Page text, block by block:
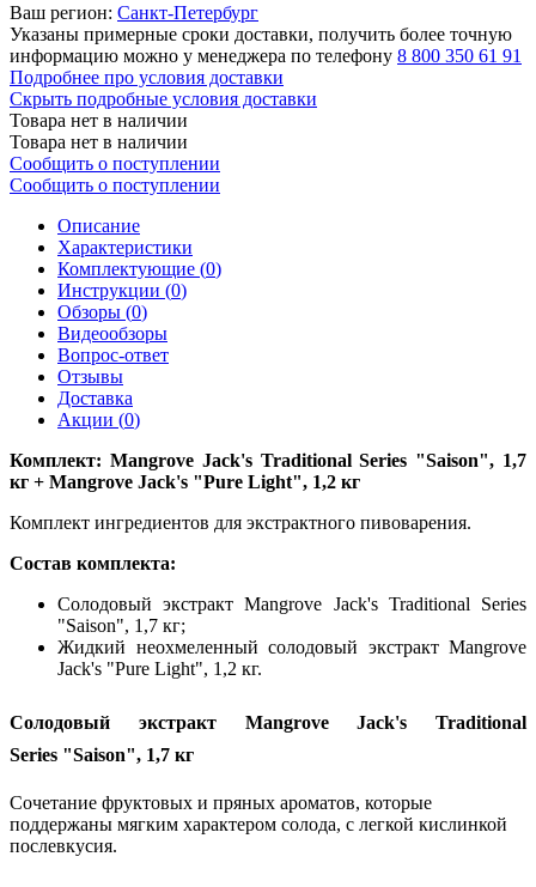
Ваш регион: Санкт-Петербург
Указаны примерные сроки доставки, получить более точную
информацию можно у менеджера по телефону 8 800 350 61 91
Подробнее про условия доставки
Скрыть подробные условия доставки
Товара нет в наличии
Товара нет в наличии
Сообщить о поступлении
Сообщить о поступлении
Описание
Характеристики
Комплектующие (0)
Инструкции (0)
Обзоры (0)
Видеообзоры
Вопрос-ответ
Отзывы
Доставка
Акции (0)
Комплект: Mangrove Jack's Traditional Series "Saison", 1,7
кг + Mangrove Jack's "Pure Light", 1,2 кг
Комплект ингредиентов для экстрактного пивоварения.
Состав комплекта:
Солодовый экстракт Mangrove Jack's Traditional Series
"Saison", 1,7 кг;
Жидкий неохмеленный солодовый экстракт Mangrove
Jack's "Pure Light", 1,2 кг.
Солодовый экстракт Mangrove Jack's Traditional
Series "Saison", 1,7 кг
Сочетание фруктовых и пряных ароматов, которые
поддержаны мягким характером солода, с легкой кислинкой
послевкусия.